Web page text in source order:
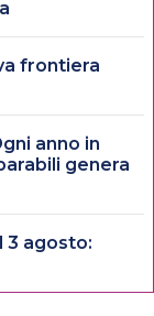
frontiera
anno in
genera
3 agosto: